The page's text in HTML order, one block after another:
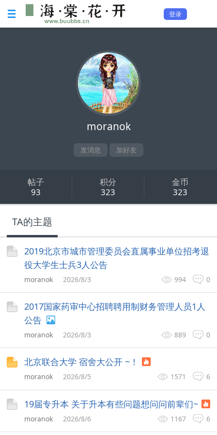
登录
moranok
发消息 加好友
帖子
93
积分
323
金币
323
TA的主题
2019北京市城市管理委员会直属事业单位招考退
役大学生士兵3人公告
0
994
moranok 2026/8/3
2017国家药审中心招聘聘用制财务管理人员1人
公告
0
889
moranok 2026/8/3
北京联合大学 宿舍大公开 ~！
6
1571
moranok 2026/8/5
19届专升本 关于升本有些问题想问问前辈们~
6
1167
moranok 2026/8/6